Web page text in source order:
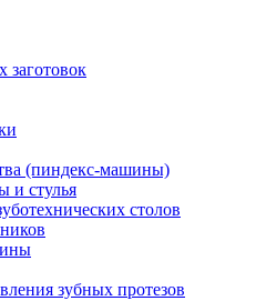
заготовок
(пиндекс-машины)
и стулья
столов
зубных протезов